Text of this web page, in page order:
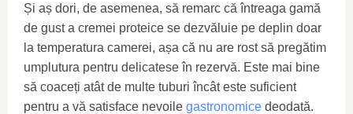
Și aș dori, de asemenea, să remarc că întreaga gamă
de gust a cremei proteice se dezvăluie pe deplin doar
la temperatura camerei, așa că nu are rost să pregătim
umplutura pentru delicatese în rezervă. Este mai bine
să coaceți atât de multe tuburi încât este suficient
pentru a vă satisface nevoile gastronomice deodată.